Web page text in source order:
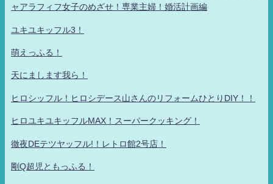
ャアラフィフ女子のめざせ！専業主婦！婚活計画編
ユキユキッフル3！
萌えっふる！
天にまします我ら！
ヒロシッフル！ヒロシデース山さんのリフォームひとりDIY！！
ヒロユキユキッフルMAX！スーパークッキング！
徹夜DEテツヤッフル!！レトロ館2号店！
剛Q超児ともっふる！